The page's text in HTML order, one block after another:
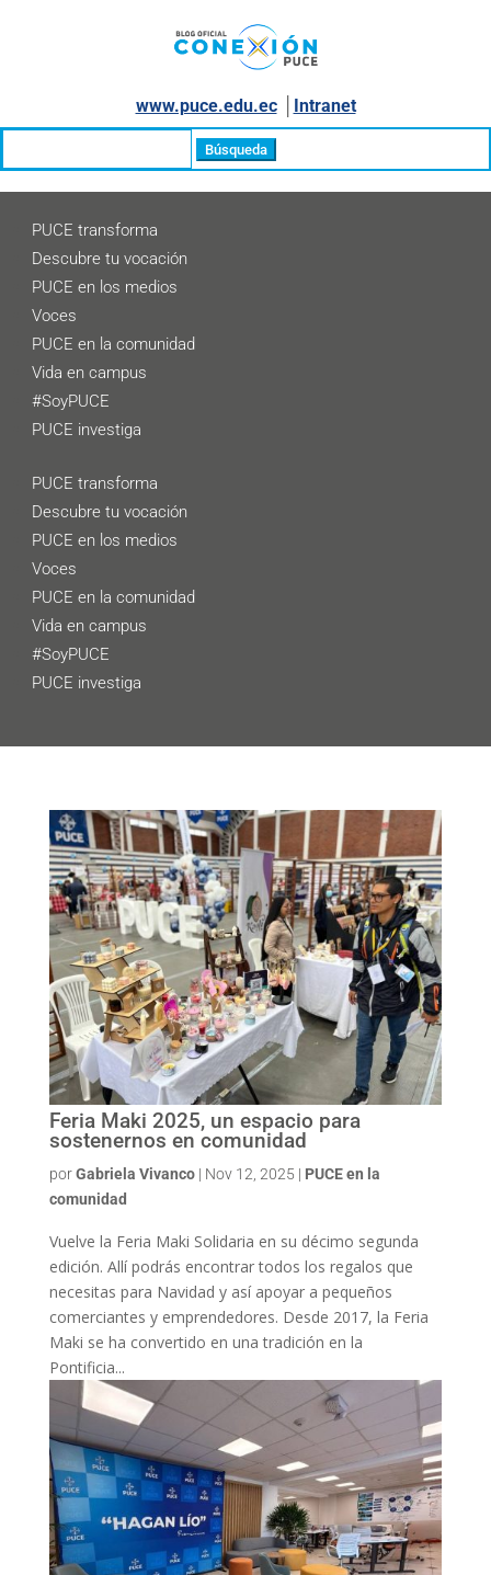
www.puce.edu.ec│ Intranet
PUCE transforma
Descubre tu vocación
PUCE en los medios
Voces
PUCE en la comunidad
Vida en campus
#SoyPUCE
PUCE investiga
PUCE transforma
Descubre tu vocación
PUCE en los medios
Voces
PUCE en la comunidad
Vida en campus
#SoyPUCE
PUCE investiga
Feria Maki 2025, un espacio para
sostenernos en comunidad
porGabriela Vivanco| Nov 12, 2025 | PUCE en la
comunidad
Vuelve la Feria Maki Solidaria en su décimo segunda
edición. Allí podrás encontrar todos los regalos que
necesitas para Navidad y así apoyar a pequeños
comerciantes y emprendedores. Desde 2017, la Feria
Maki se ha convertido en una tradición en la
Pontificia...